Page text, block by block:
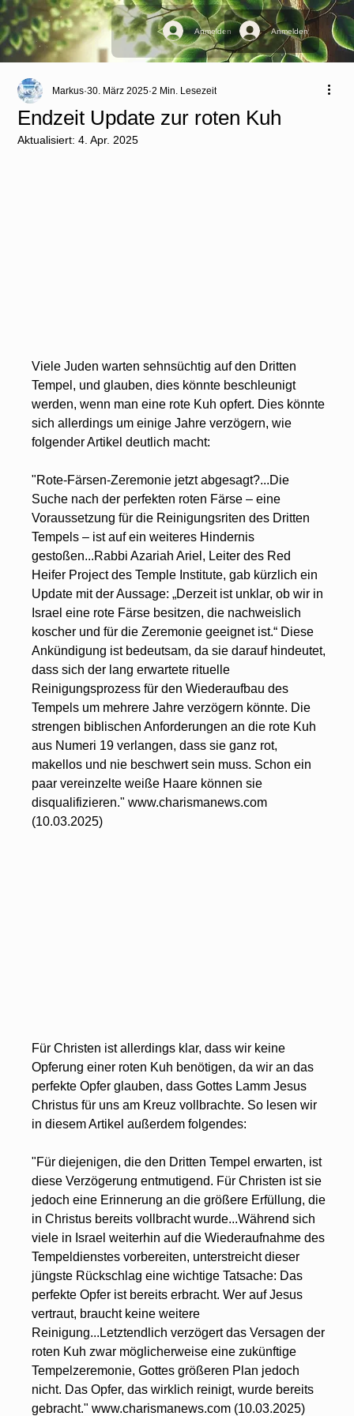
Anmelden Anmelden
Endzeit Update zur roten Kuh
Markus 30. März 2025 2 Min. Lesezeit
Aktualisiert: 4. Apr. 2025
Viele Juden warten sehnsüchtig auf den Dritten
Tempel, und glauben, dies könnte beschleunigt
werden, wenn man eine rote Kuh opfert. Dies könnte
sich allerdings um einige Jahre verzögern, wie
folgender Artikel deutlich macht:
"Rote-Färsen-Zeremonie jetzt abgesagt?...Die
Suche nach der perfekten roten Färse – eine
Voraussetzung für die Reinigungsriten des Dritten
Tempels – ist auf ein weiteres Hindernis
gestoßen...Rabbi Azariah Ariel, Leiter des Red
Heifer Project des Temple Institute, gab kürzlich ein
Update mit der Aussage: „Derzeit ist unklar, ob wir in
Israel eine rote Färse besitzen, die nachweislich
koscher und für die Zeremonie geeignet ist.“ Diese
Ankündigung ist bedeutsam, da sie darauf hindeutet,
dass sich der lang erwartete rituelle
Reinigungsprozess für den Wiederaufbau des
Tempels um mehrere Jahre verzögern könnte. Die
strengen biblischen Anforderungen an die rote Kuh
aus Numeri 19 verlangen, dass sie ganz rot,
makellos und nie beschwert sein muss. Schon ein
paar vereinzelte weiße Haare können sie
disqualifizieren." www.charismanews.com
(10.03.2025)
Für Christen ist allerdings klar, dass wir keine
Opferung einer roten Kuh benötigen, da wir an das
perfekte Opfer glauben, dass Gottes Lamm Jesus
Christus für uns am Kreuz vollbrachte. So lesen wir
in diesem Artikel außerdem folgendes:
"Für diejenigen, die den Dritten Tempel erwarten, ist
diese Verzögerung entmutigend. Für Christen ist sie
jedoch eine Erinnerung an die größere Erfüllung, die
in Christus bereits vollbracht wurde...Während sich
viele in Israel weiterhin auf die Wiederaufnahme des
Tempeldienstes vorbereiten, unterstreicht dieser
jüngste Rückschlag eine wichtige Tatsache: Das
perfekte Opfer ist bereits erbracht. Wer auf Jesus
vertraut, braucht keine weitere
Reinigung...Letztendlich verzögert das Versagen der
roten Kuh zwar möglicherweise eine zukünftige
Tempelzeremonie, Gottes größeren Plan jedoch
nicht. Das Opfer, das wirklich reinigt, wurde bereits
gebracht." www.charismanews.com (10.03.2025)